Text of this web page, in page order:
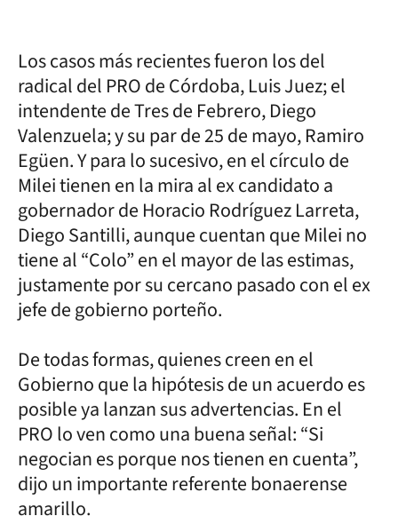
Los casos más recientes fueron los del
radical del PRO de Córdoba, Luis Juez; el
intendente de Tres de Febrero, Diego
Valenzuela; y su par de 25 de mayo, Ramiro
Egüen. Y para lo sucesivo, en el círculo de
Milei tienen en la mira al ex candidato a
gobernador de Horacio Rodríguez Larreta,
Diego Santilli, aunque cuentan que Milei no
tiene al “Colo” en el mayor de las estimas,
justamente por su cercano pasado con el ex
jefe de gobierno porteño.
De todas formas, quienes creen en el
Gobierno que la hipótesis de un acuerdo es
posible ya lanzan sus advertencias. En el
PRO lo ven como una buena señal: “Si
negocian es porque nos tienen en cuenta”,
dijo un importante referente bonaerense
amarillo.